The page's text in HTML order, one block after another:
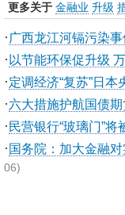
更多关于 金融业 升级
· 广西龙江河镉污染
·以节能环保促升级
·定调经济“复苏”日本
·六大措施护航国债
·民营银行“玻璃门”
·国务院：加大金融
06)